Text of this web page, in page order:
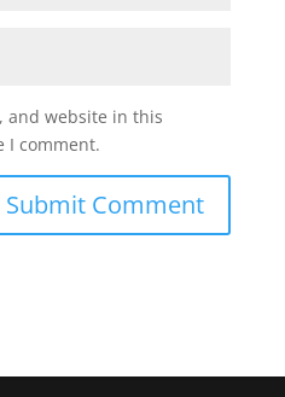
and website in this
I comment.